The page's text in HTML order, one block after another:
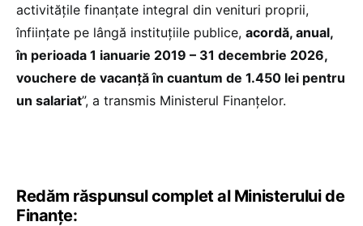
activităţile finanţate integral din venituri proprii,
înfiinţate pe lângă instituţiile publice, acordă, anual,
în perioada 1 ianuarie 2019 – 31 decembrie 2026,
vouchere de vacanţă în cuantum de 1.450 lei pentru
un salariat”, a transmis Ministerul Finanțelor.
Redăm răspunsul complet al Ministerului de
Finanțe: